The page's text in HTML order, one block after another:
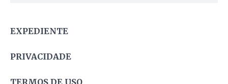
EXPEDIENTE
PRIVACIDADE
TERMOS DE USO